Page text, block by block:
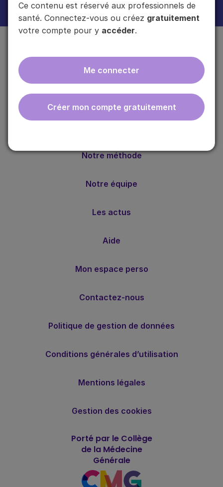
Ce contenu est réservé aux professionnels de
santé. Connectez-vous ou créez gratuitement
votre compte pour y accéder.
Me connecter
Créer mon compte gratuitement
Plus d'informations sur l'usage de vos donnéesici.
ebmfrance est une base de connaissances médicales
gratuite adaptée à la pratique de la médecine générale.
Notre méthode
Notre équipe
Les actus
Aide
Mon espace perso
Contactez-nous
Politique de gestion de données
Conditions générales d’utilisation
Mentions légales
Gestion des cookies
Porté par le Collège
de la Médecine
Générale